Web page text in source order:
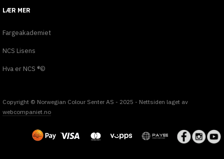
LÆR MER
Fargeakademiet
NCS Lisens
Hva er NCS ®©
Copyright © Norwegian Colour Senter AS - 2025 - Nettsiden laget av
webcompaniet.no